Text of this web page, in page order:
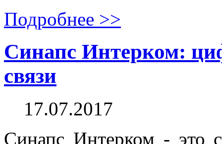
Подробнее >>
Синапс Интерком:
связи
17.07.2017
Синапс Интерком - это